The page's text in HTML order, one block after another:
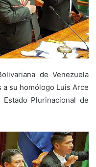
de Venezuela
su homólogo Luis Arce
Plurinacional de